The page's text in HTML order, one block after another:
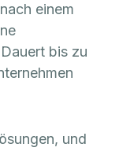
einem
bis zu
und